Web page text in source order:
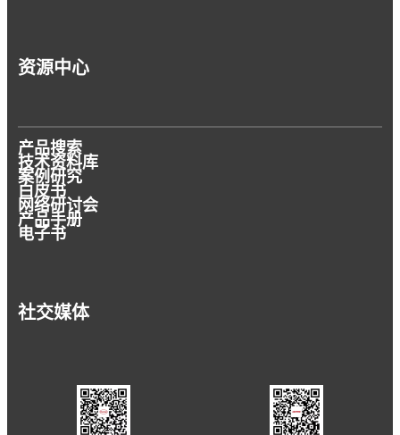
资源中心
产品搜索
技术资料库
案例研究
白皮书
网络研讨会
产品手册
电子书
社交媒体